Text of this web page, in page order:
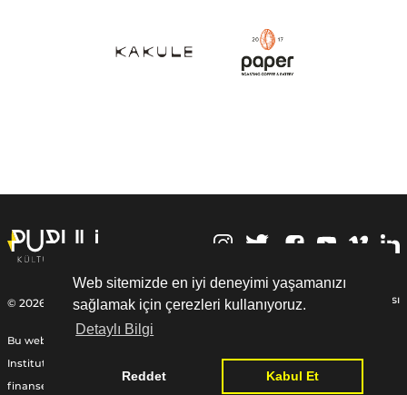
Web sitemizde en iyi deneyimi yaşamanızı
sağlamak için çerezleri kullanıyoruz.
Detaylı Bilgi
Reddet Kabul Et
© 2026 | Puruli Kültür Sanat Kişisel Verilerin Korunması
Bu web sitesi Federal Almanya Cumhuriyeti Dışişleri Bakanlığı, Goethe-
Institut ve diğer ortaklardan sağlanan Uluslararası Yardım Fonu ile
finanse edilmiştir: